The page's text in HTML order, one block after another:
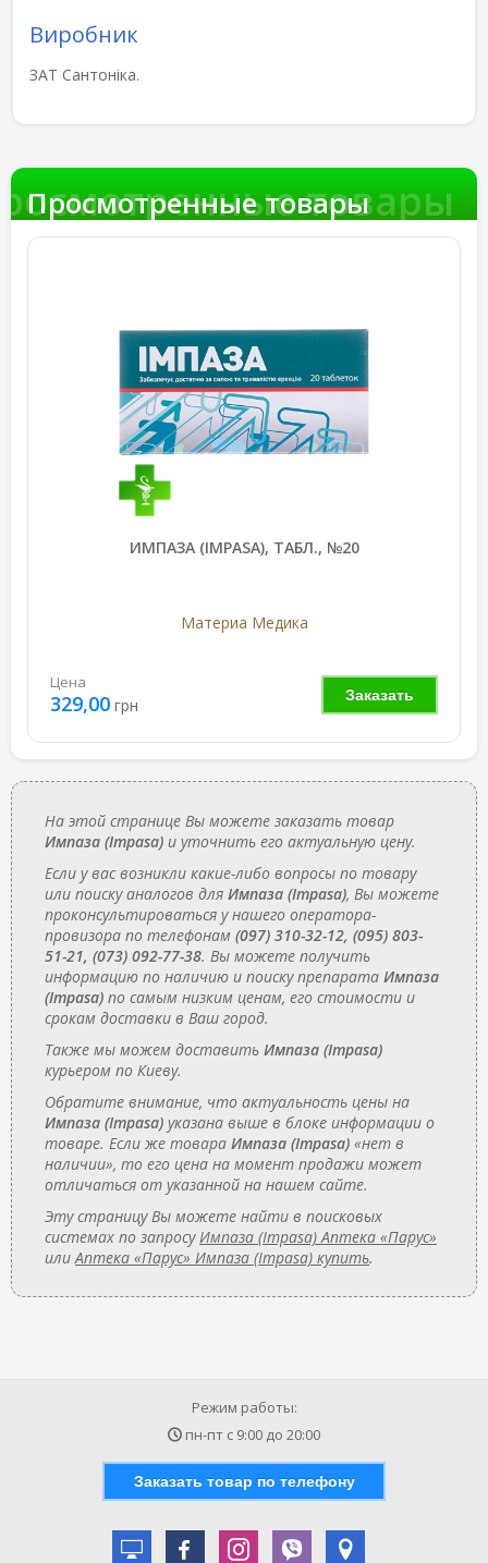
Виробник
ЗАТ Сантоніка.
товары
Просмотренные товары
ИМПАЗА (IMPASA), ТАБЛ., №20
Материа Медика
Заказать
Цена
329,00 грн
На этой странице Вы можете заказать товар
Импаза (Impasa) и уточнить его актуальную цену.
Если у вас возникли какие-либо вопросы по товару
или поиску аналогов для Импаза (Impasa), Вы можете
проконсультироваться у нашего оператора-
провизора по телефонам (097) 310-32-12, (095) 803-
51-21, (073) 092-77-38. Вы можете получить
информацию по наличию и поиску препарата Импаза
(Impasa) по самым низким ценам, его стоимости и
срокам доставки в Ваш город.
Также мы можем доставить Импаза (Impasa)
курьером по Киеву.
Обратите внимание, что актуальность цены на
Импаза (Impasa) указана выше в блоке информации о
товаре. Если же товара Импаза (Impasa) «нет в
наличии», то его цена на момент продажи может
отличаться от указанной на нашем сайте.
Эту страницу Вы можете найти в поисковых
системах по запросуИмпаза (Impasa) Аптека «Парус»
илиАптека «Парус» Импаза (Impasa) купить.
Режим работы:
пн-пт с 9:00 до 20:00
Заказать товар по телефону